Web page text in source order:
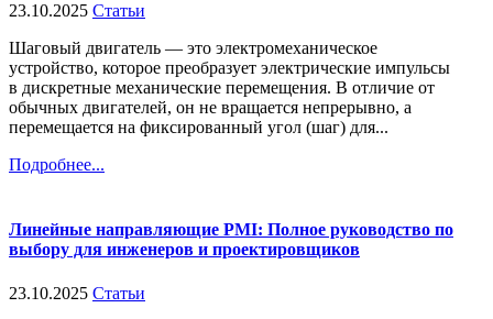
23.10.2025 Статьи
Шаговый двигатель — это электромеханическое
устройство, которое преобразует электрические импульсы
в дискретные механические перемещения. В отличие от
обычных двигателей, он не вращается непрерывно, а
перемещается на фиксированный угол (шаг) для...
Подробнее...
Линейные направляющие PMI: Полное руководство по
выбору для инженеров и проектировщиков
23.10.2025 Статьи